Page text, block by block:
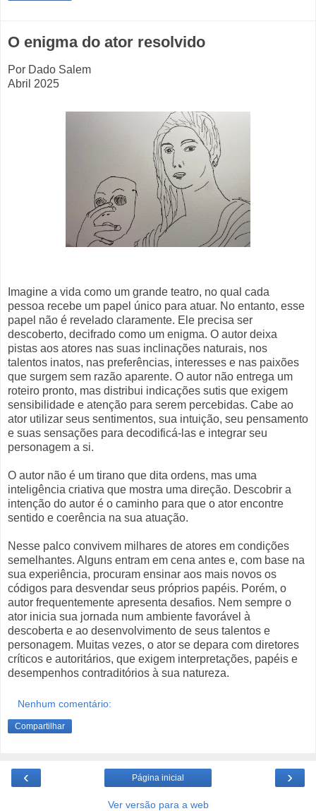
O enigma do ator resolvido
Por Dado Salem
Abril 2025
Imagine a vida como um grande teatro, no qual cada
pessoa recebe um papel único para atuar. No entanto, esse
papel não é revelado claramente. Ele precisa ser
descoberto, decifrado como um enigma. O autor deixa
pistas aos atores nas suas inclinações naturais, nos
talentos inatos, nas preferências, interesses e nas paixões
que surgem sem razão aparente. O autor não entrega um
roteiro pronto, mas distribui indicações sutis que exigem
sensibilidade e atenção para serem percebidas. Cabe ao
ator utilizar seus sentimentos, sua intuição, seu pensamento
e suas sensações para decodificá-las e integrar seu
personagem a si.
O autor não é um tirano que dita ordens, mas uma
inteligência criativa que mostra uma direção. Descobrir a
intenção do autor é o caminho para que o ator encontre
sentido e coerência na sua atuação.
Nesse palco convivem milhares de atores em condições
semelhantes. Alguns entram em cena antes e, com base na
sua experiência, procuram ensinar aos mais novos os
códigos para desvendar seus próprios papéis. Porém, o
autor frequentemente apresenta desafios. Nem sempre o
ator inicia sua jornada num ambiente favorável à
descoberta e ao desenvolvimento de seus talentos e
personagem. Muitas vezes, o ator se depara com diretores
críticos e autoritários, que exigem interpretações, papéis e
desempenhos contraditórios à sua natureza.
Nenhum comentário:
Compartilhar
‹ ›
Página inicial
Ver versão para a web